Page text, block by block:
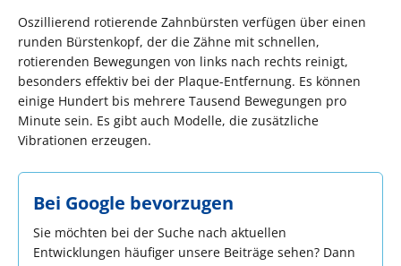
Oszillierend rotierende Zahnbürsten verfügen über einen
runden Bürstenkopf, der die Zähne mit schnellen,
rotierenden Bewegungen von links nach rechts reinigt,
besonders effektiv bei der Plaque-Entfernung. Es können
einige Hundert bis mehrere Tausend Bewegungen pro
Minute sein. Es gibt auch Modelle, die zusätzliche
Vibrationen erzeugen.
Bei Google bevorzugen
Sie möchten bei der Suche nach aktuellen
Entwicklungen häufiger unsere Beiträge sehen? Dann